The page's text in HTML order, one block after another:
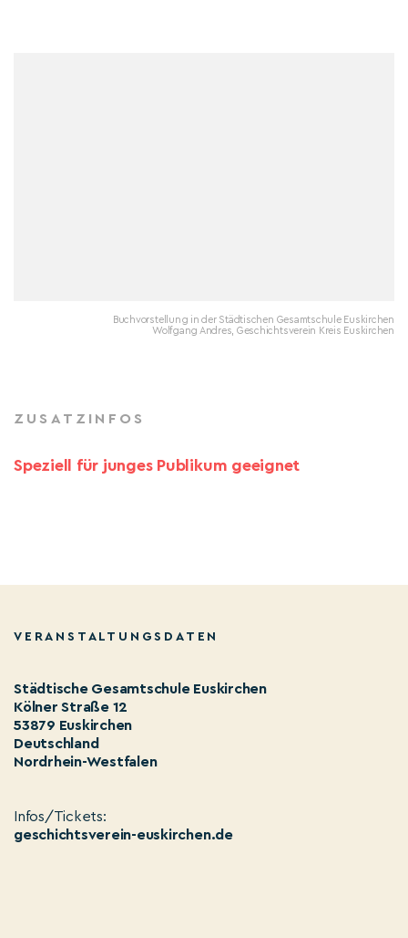
Buchvorstellung in der Städtischen Gesamtschule Euskirchen
Wolfgang Andres, Geschichtsverein Kreis Euskirchen
ZUSATZINFOS
Speziell für junges Publikum geeignet
VERANSTALTUNGSDATEN
Städtische Gesamtschule Euskirchen
Kölner Straße 12
53879 Euskirchen
Deutschland
Nordrhein-Westfalen
Infos/Tickets:
geschichtsverein-euskirchen.de